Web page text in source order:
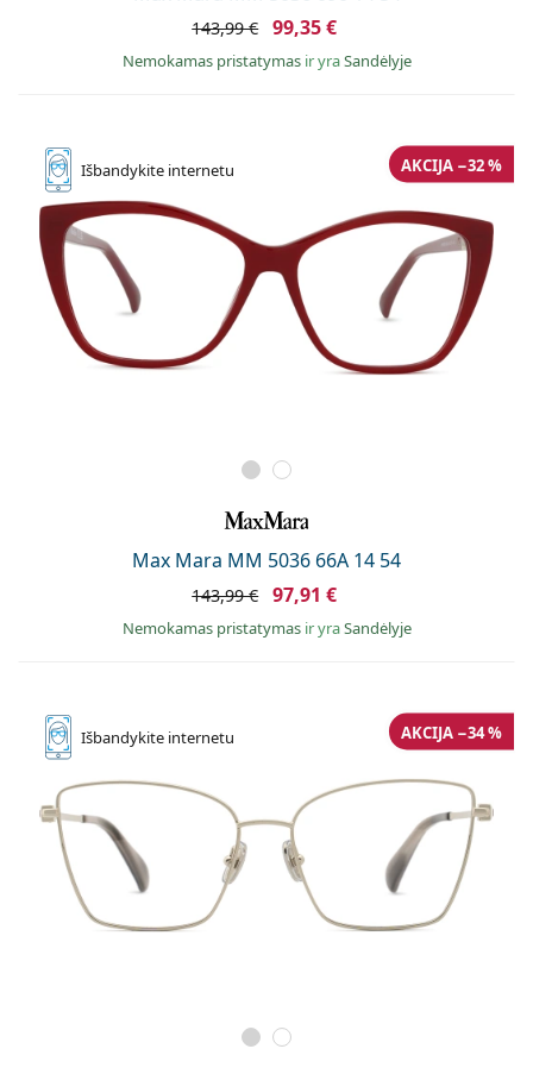
143,99 € 99,35 €
Nemokamas pristatymas ir yraSandėlyje
Išbandykite internetu
Max Mara MM 5036 66A 14 54
AKCIJA −32 %
143,99 € 97,91 €
Nemokamas pristatymas ir yraSandėlyje
Išbandykite internetu AKCIJA −34 %